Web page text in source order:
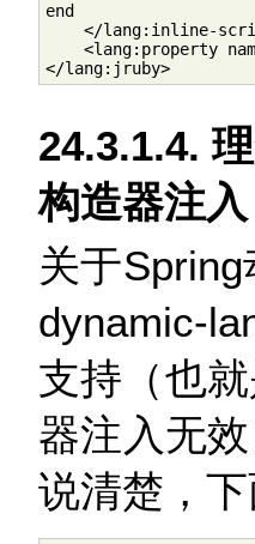
end
</lang:inline-
<lang:property
</lang:jruby>
24.3.1.4.
构造器注入
关于
dynamic-
支持（也
器注入无
说清楚，